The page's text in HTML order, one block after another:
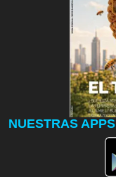
NUESTRAS APPS